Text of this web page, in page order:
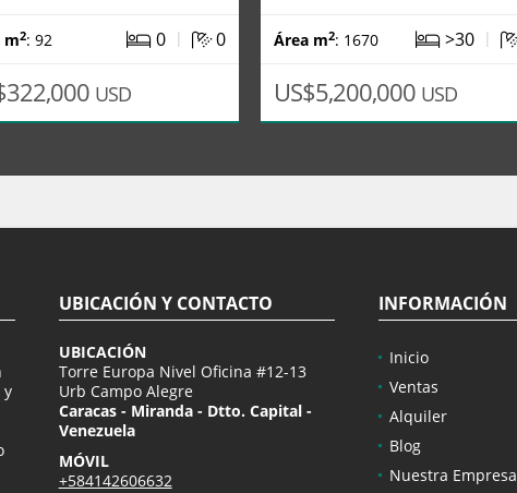
m2: 92 0 | 0
USD
Área m2: 1670 >30 |
US$5,200,000 USD
y
UBICACIÓN Y CONTACTO
UBICACIÓN
Torre Europa Nivel Oficina #12-13
Urb Campo Alegre
Caracas - Miranda - Dtto. Capital -
Venezuela
MÓVIL
+584142606632
INFORMACIÓN
Inicio
Ventas
Alquiler
Blog
Nuestra Empresa